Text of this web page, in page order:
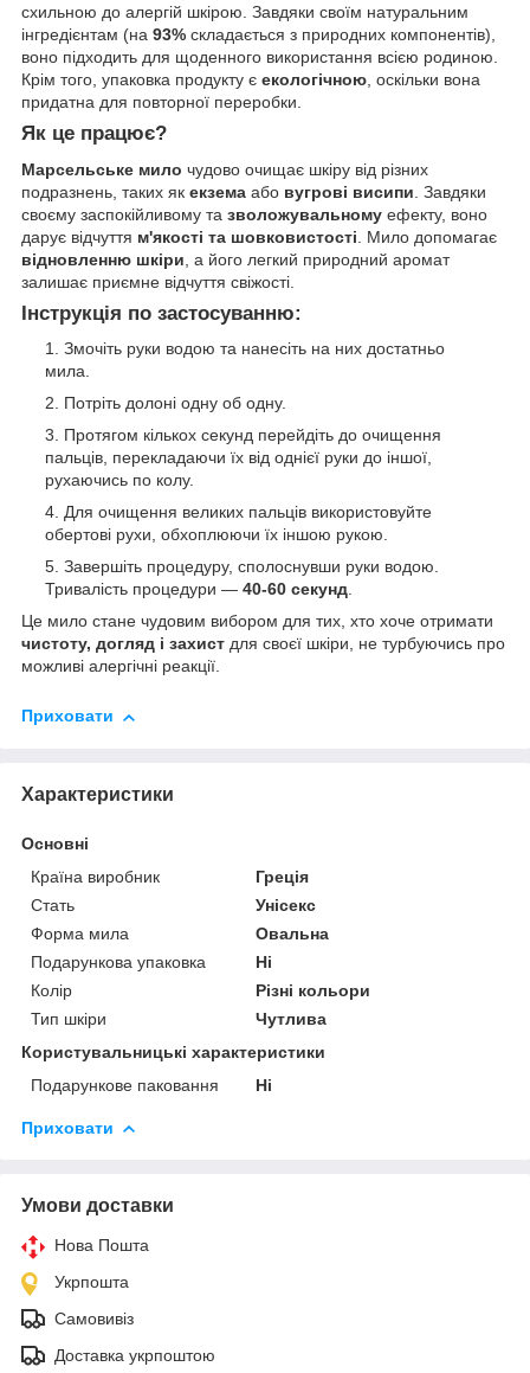
схильною до алергій шкірою. Завдяки своїм натуральним
інгредієнтам (на 93% складається з природних компонентів),
воно підходить для щоденного використання всією родиною.
Крім того, упаковка продукту є екологічною , оскільки вона
придатна для повторної переробки.
Як це працює?
Марсельське мило чудово очищає шкіру від різних
подразнень, таких як екзема або вугрові висипи . Завдяки
своєму заспокійливому та зволожувальному ефекту, воно
дарує відчуття м'якості та шовковистості . Мило допомагає
відновленню шкіри , а його легкий природний аромат
залишає приємне відчуття свіжості.
Інструкція по застосуванню:
Змочіть руки водою та нанесіть на них достатньо
мила.
Потріть долоні одну об одну.
Протягом кількох секунд перейдіть до очищення
пальців, перекладаючи їх від однієї руки до іншої,
рухаючись по колу.
Для очищення великих пальців використовуйте
обертові рухи, обхоплюючи їх іншою рукою.
Завершіть процедуру, сполоснувши руки водою.
Тривалість процедури — 40-60 секунд.
Це мило стане чудовим вибором для тих, хто хоче отримати
чистоту, догляд і захист для своєї шкіри, не турбуючись про
можливі алергічні реакції.
Приховати
Характеристики
Основні
Країна виробник
Греція
Стать
Унісекс
Форма мила
Овальна
Подарункова упаковка
Ні
Колір
Різні кольори
Тип шкіри
Чутлива
Користувальницькі характеристики
Подарункове паковання
Ні
Приховати
Умови доставки
Нова Пошта
Укрпошта
Самовивіз
Доставка укрпоштою